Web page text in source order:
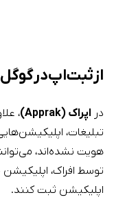
از ثبت اپ در گوگل
در اپراک (Apprak)
تبلیغات،
هویت نشده‌اند،
توسط افراک، اپلیکیشن
اپلیکیشن ثبت کنند.